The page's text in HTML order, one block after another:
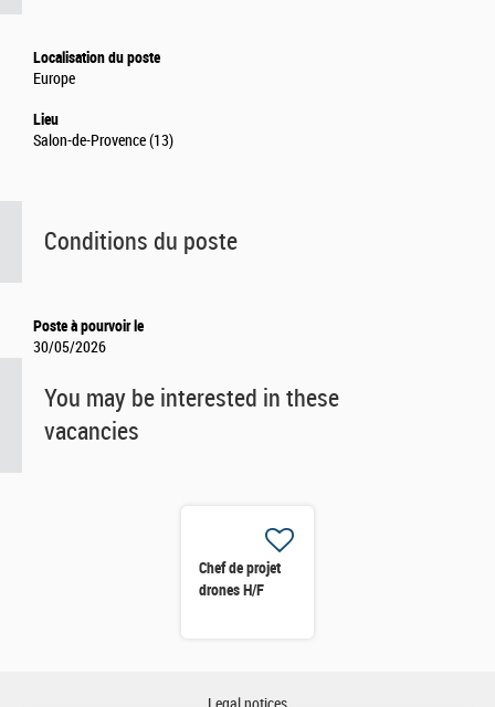
Localisation du poste
Europe
Lieu
Salon-de-Provence (13)
Conditions du poste
Poste à pourvoir le
30/05/2026
You may be interested in these
vacancies
Chef de projet
drones H/F